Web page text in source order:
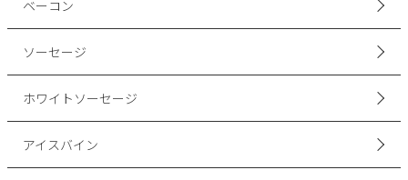
ベーコン
ソーセージ
ホワイトソーセージ
アイスバイン